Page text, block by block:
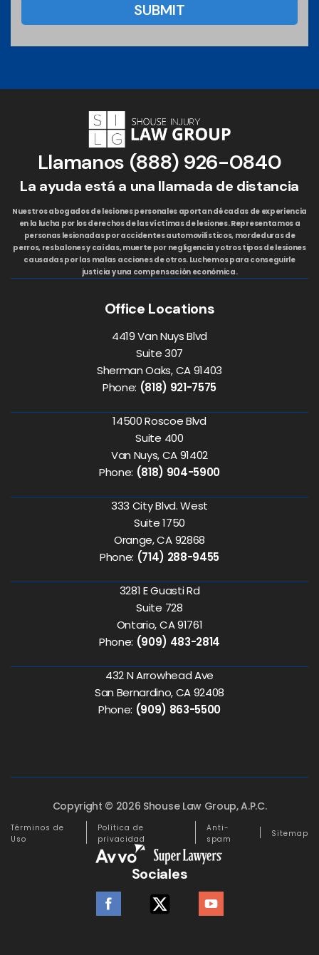
Llamanos (888) 926-0840
La ayuda está a una llamada de distancia
Nuestros abogados de lesiones personales aportan décadas de experiencia
en la lucha por los derechos de las víctimas de lesiones. Representamos a
personas lesionadas por accidentes automovilísticos, mordeduras de
perros, resbalones y caídas, muerte por negligencia y otros tipos de lesiones
causadas por las malas acciones de otros. Luchemos para conseguirle
justicia y una compensación económica.
Office Locations
4419 Van Nuys Blvd
Suite 307
Sherman Oaks, CA 91403
Phone: (818) 921-7575
14500 Roscoe Blvd
Suite 400
Van Nuys, CA 91402
Phone: (818) 904-5900
333 City Blvd. West
Suite 1750
Orange, CA 92868
Phone: (714) 288-9455
3281 E Guasti Rd
Suite 728
Ontario, CA 91761
Phone: (909) 483-2814
432 N Arrowhead Ave
San Bernardino, CA 92408
Phone: (909) 863-5500
Copyright © 2026 Shouse Law Group, A.P.C.
Términos de
Uso
Política de
privacidad
Anti-
spam
Sitemap
Sociales
facebook twitter youtube